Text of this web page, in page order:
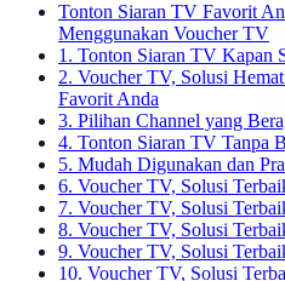
Tonton Siaran TV Favorit
Menggunakan Voucher TV
1. Tonton Siaran TV Kapan
2. Voucher TV, Solusi
Favorit Anda
3. Pilihan Channel yang
4. Tonton Siaran TV Tanpa
5. Mudah Digunakan dan
6. Voucher TV, Solusi
7. Voucher TV, Solusi
8. Voucher TV, Solusi
9. Voucher TV, Solusi
10. Voucher TV, Solusi